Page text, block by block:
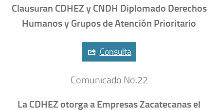
Clausuran CDHEZ y CNDH Diplomado Derechos
Humanos y Grupos de Atención Prioritario
Consulta
Comunicado No.22
La CDHEZ otorga a Empresas Zacatecanas el